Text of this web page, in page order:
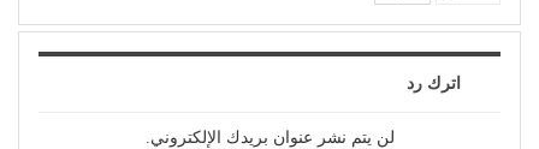
اترك رد
لن يتم نشر عنوان بريدك الإلكتروني.